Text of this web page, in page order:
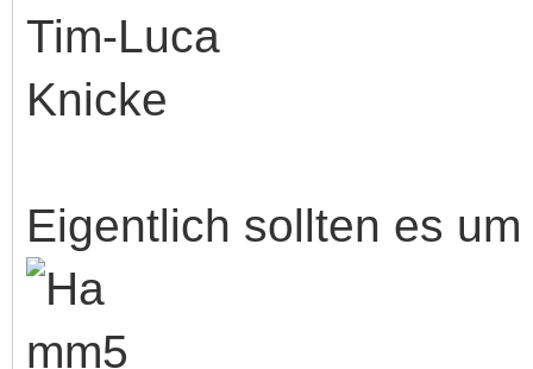
Tim-Luca
Knicke
Eigentlich sollten es